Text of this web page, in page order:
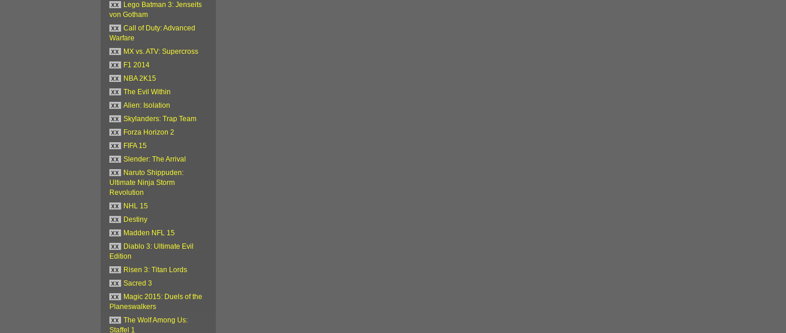
xx
Lego Batman 3: Jenseits
von Gotham
xx
Call of Duty: Advanced
Warfare
xx
MX vs. ATV: Supercross
xx
F1 2014
xx
NBA 2K15
xx
The Evil Within
xx
Alien: Isolation
xx
Skylanders: Trap Team
xx
Forza Horizon 2
xx
FIFA 15
xx
Slender: The Arrival
xx
Naruto Shippuden:
Ultimate Ninja Storm
Revolution
xx
NHL 15
xx
Destiny
xx
Madden NFL 15
xx
Diablo 3: Ultimate Evil
Edition
xx
Risen 3: Titan Lords
xx
Sacred 3
xx
Magic 2015: Duels of the
Planeswalkers
xx
The Wolf Among Us:
Staffel 1